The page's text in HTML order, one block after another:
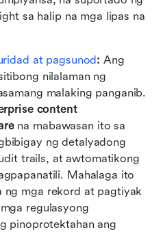
sa halip na mga lipas na
at pagsunod: Ang
nilalaman ng
malaking panganib.
content
na mabawasan ito sa
ng detalyadong
trails, at awtomatikong
Mahalaga ito
ng mga rekord at pagtiyak
regulasyong
pinoprotektahan ang